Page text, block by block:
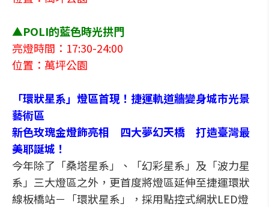
▲POLI的藍色時光拱門
亮燈時間：17:30-24:00
位置：萬坪公園
「環狀星系」燈區首現！捷運軌道牆變身城市光景
藝術區
新色玫瑰金燈飾亮相 四大夢幻天橋 打造臺灣最
美耶誕城！
今年除了「桑塔星系」、「幻彩星系」及「波力星
系」三大燈區之外，更首度將燈區延伸至捷運環狀
線板橋站－「環狀星系」，採用點控式網狀LED燈